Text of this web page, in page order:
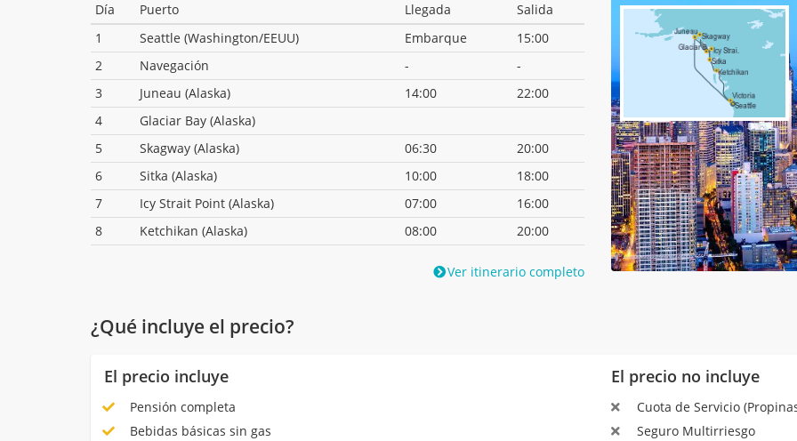
Día Puerto Llegada
Salida
1
Seattle (Washington/EEUU) Embarque
15:00
2
Navegación -
-
3
Juneau (Alaska) 14:00
22:00
4
Glaciar Bay (Alaska)
5
Skagway (Alaska) 06:30
20:00
6
Sitka (Alaska) 10:00
18:00
7
Icy Strait Point (Alaska) 07:00
16:00
8
Ketchikan (Alaska) 08:00 20:00
Ver itinerario completo
¿Qué incluye el precio?
El precio incluye
Pensión completa
Bebidas básicas sin gas
El precio no incluye
Cuota de Servicio
Seguro Multirriesgo